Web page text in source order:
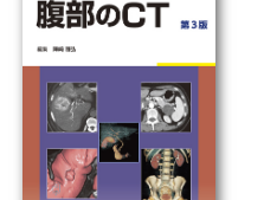
)細胞膜
病:管理と治療]
与による夜間低血糖に
る。
与による夜間低血糖に